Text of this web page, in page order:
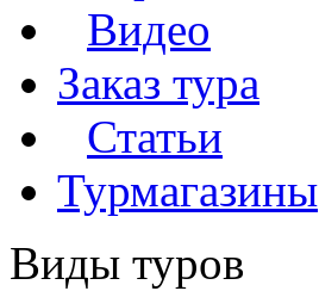
Видео
Заказ тура
Статьи
Турмагазины
Виды туров